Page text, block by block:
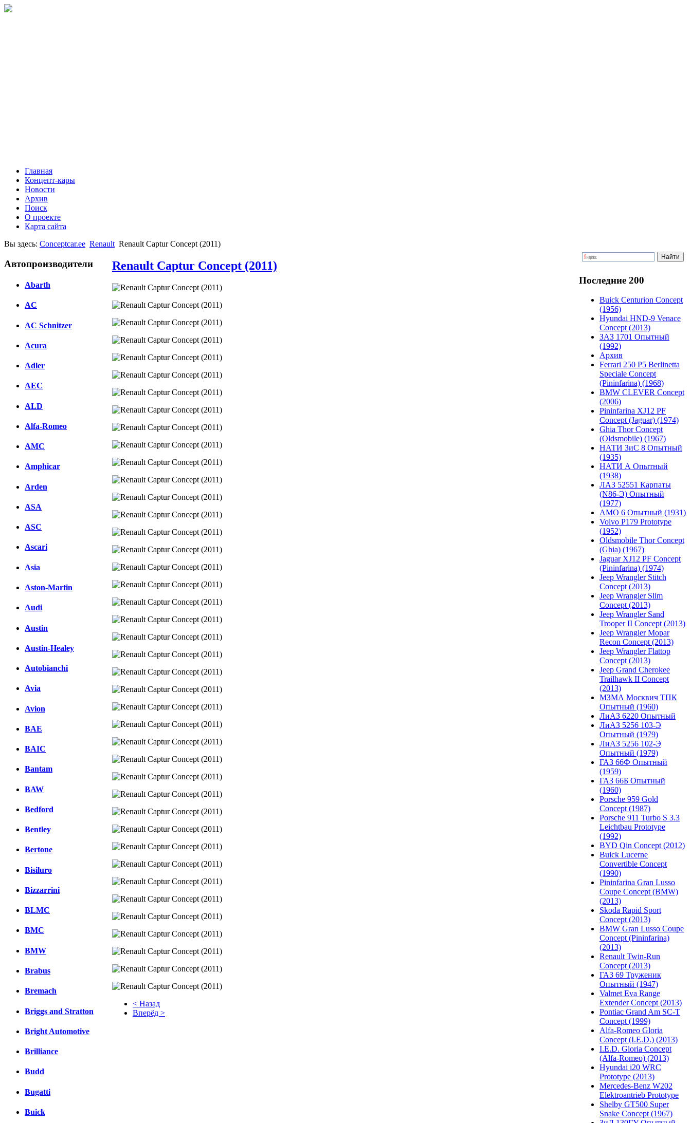
Главная
Концепт-кары
Новости
Архив
Поиск
О проекте
Карта сайта
Вы здесь: Conceptcar.ee Renault Renault Captur Concept (2011)
Автопроизводители
Abarth
AC
AC Schnitzer
Acura
Adler
AEC
ALD
Alfa-Romeo
AMC
Amphicar
Arden
ASA
ASC
Ascari
Asia
Aston-Martin
Audi
Austin
Austin-Healey
Autobianchi
Avia
Avion
BAE
BAIC
Bantam
BAW
Bedford
Bentley
Bertone
Bisiluro
Bizzarrini
BLMC
BMC
BMW
Brabus
Bremach
Briggs and Stratton
Bright Automotive
Brilliance
Budd
Bugatti
Buick
Renault Captur Concept (2011)
< Назад
Вперёд >
Последние 200
Buick Centurion Concept
(1956)
Hyundai HND-9 Venace
Concept (2013)
ЗАЗ 1701 Опытный
(1992)
Архив
Ferrari 250 P5 Berlinetta
Speciale Concept
(Pininfarina) (1968)
BMW CLEVER Concept
(2006)
Pininfarina XJ12 PF
Concept (Jaguar) (1974)
Ghia Thor Concept
(Oldsmobile) (1967)
НАТИ ЗиС 8 Опытный
(1935)
НАТИ А Опытный
(1938)
ЛАЗ 52551 Карпаты
(N86-Э) Опытный
(1977)
АМО 6 Опытный (1931)
Volvo P179 Prototype
(1952)
Oldsmobile Thor Concept
(Ghia) (1967)
Jaguar XJ12 PF Concept
(Pininfarina) (1974)
Jeep Wrangler Stitch
Concept (2013)
Jeep Wrangler Slim
Concept (2013)
Jeep Wrangler Sand
Trooper II Concept (2013)
Jeep Wrangler Mopar
Recon Concept (2013)
Jeep Wrangler Flattop
Concept (2013)
Jeep Grand Cherokee
Trailhawk II Concept
(2013)
МЗМА Москвич ТПК
Опытный (1960)
ЛиАЗ 6220 Опытный
ЛиАЗ 5256 103-Э
Опытный (1979)
ЛиАЗ 5256 102-Э
Опытный (1979)
ГАЗ 66Ф Опытный
(1959)
ГАЗ 66Б Опытный
(1960)
Porsche 959 Gold
Concept (1987)
Porsche 911 Turbo S 3.3
Leichtbau Prototype
(1992)
BYD Qin Concept (2012)
Buick Lucerne
Convertible Concept
(1990)
Pininfarina Gran Lusso
Coupe Concept (BMW)
(2013)
Skoda Rapid Sport
Concept (2013)
BMW Gran Lusso Coupe
Concept (Pininfarina)
(2013)
Renault Twin-Run
Concept (2013)
ГАЗ 69 Труженик
Опытный (1947)
Valmet Eva Range
Extender Concept (2013)
Pontiac Grand Am SC-T
Concept (1999)
Alfa-Romeo Gloria
Concept (I.E.D.) (2013)
I.E.D. Gloria Concept
(Alfa-Romeo) (2013)
Hyundai i20 WRC
Prototype (2013)
Mercedes-Benz W202
Elektroantrieb Prototype
Shelby GT500 Super
Snake Concept (1967)